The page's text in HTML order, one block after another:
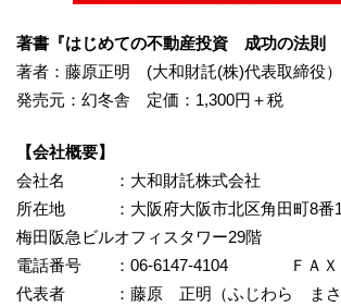
著書『はじめての不動産投資 成功の法則
著者：藤原正明 (大和財託(株)代表取締役）
発売元：幻冬舎 定価：1,300円＋税
【会社概要】
会社名 ：大和財託株式会社
所在地 ：大阪府大阪市北区角田町8番
梅田阪急ビルオフィスタワー29階
電話番号 ：06-6147-4104 ＦＡＸ
代表者 ：藤原 正明（ふじわら まさ